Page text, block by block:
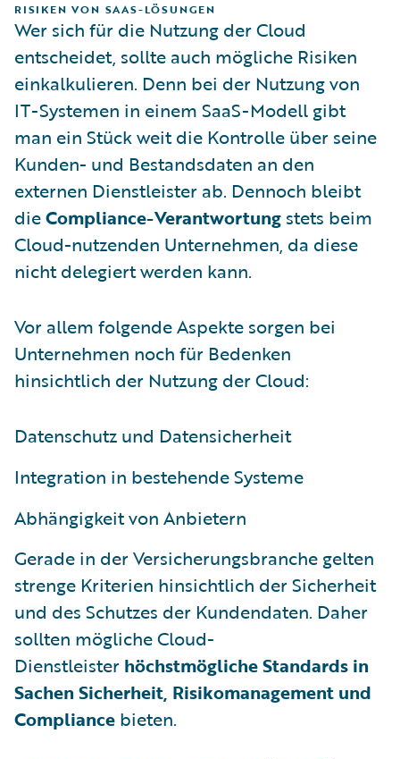
RISIKEN VON SAAS-LÖSUNGEN
Wer sich für die Nutzung der Cloud
entscheidet, sollte auch mögliche Risiken
einkalkulieren. Denn bei der Nutzung von
IT-Systemen in einem SaaS-Modell gibt
man ein Stück weit die Kontrolle über seine
Kunden- und Bestandsdaten an den
externen Dienstleister ab. Dennoch bleibt
dieCompliance-Verantwortung stets beim
Cloud-nutzenden Unternehmen, da diese
nicht delegiert werden kann.
Vor allem folgende Aspekte sorgen bei
Unternehmen noch für Bedenken
hinsichtlich der Nutzung der Cloud:
Datenschutz und Datensicherheit
Integration in bestehende Systeme
Abhängigkeit von Anbietern
Gerade in der Versicherungsbranche gelten
strenge Kriterien hinsichtlich der Sicherheit
und des Schutzes der Kundendaten. Daher
sollten mögliche Cloud-
Dienstleister höchstmögliche Standards in
Sachen Sicherheit, Risikomanagement und
Compliance bieten.